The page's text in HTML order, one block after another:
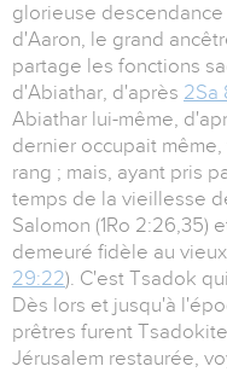
glorieuse
d'Aaron, le grand
partage les fonctions
d'Abiathar, d'après 2Sa
Abiathar lui-même,
dernier occupait
rang ; mais, ayant pris
temps de la vieillesse
Salomon (1Ro 2:26,35)
demeuré fidèle au vieux
29:22). C'est Tsadok
Dès lors et jusqu'à
prêtres furent
Jérusalem restaurée,